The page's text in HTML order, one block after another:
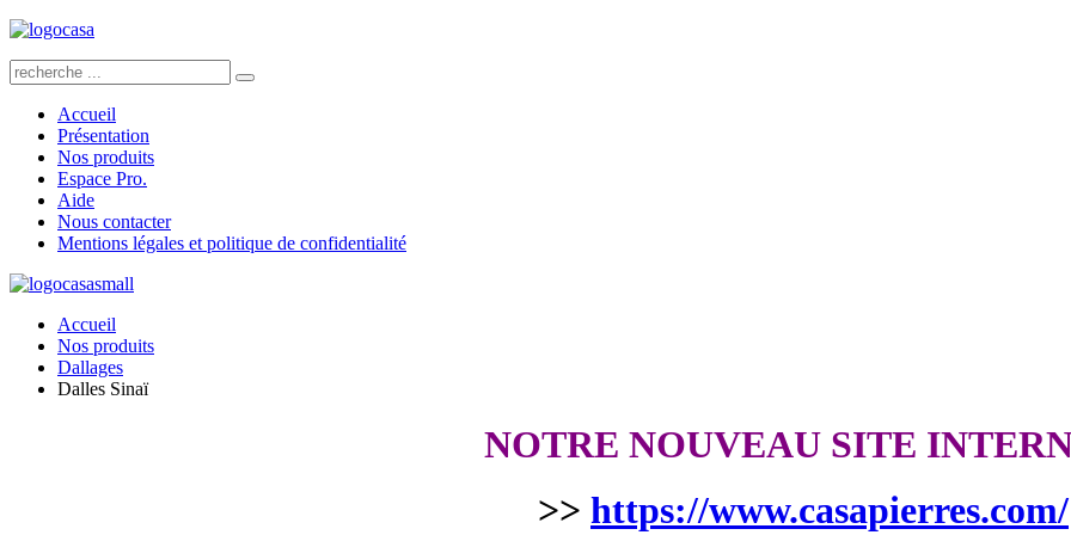
Accueil
Présentation
Nos produits
Espace Pro.
Aide
Nous contacter
Mentions légales et politique de confidentialité
Accueil
Nos produits
Dallages
Dalles Sinaï
NOTRE NOUVEAU SITE
>> https://www.casapierres.com/